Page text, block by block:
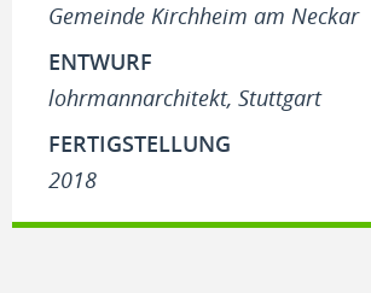
Gemeinde Kirchheim am Neckar
ENTWURF
lohrmannarchitekt, Stuttgart
FERTIGSTELLUNG
2018